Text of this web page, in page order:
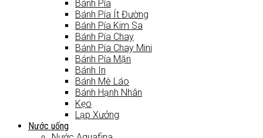
Bánh Pía
Bánh Pía Ít Đường
Bánh Pía Kim Sa
Bánh Pía Chay
Bánh Pía Chay Mini
Bánh Pía Mặn
Bánh In
Bánh Mè Láo
Bánh Hạnh Nhân
Kẹo
Lạp Xưởng
Nước uống